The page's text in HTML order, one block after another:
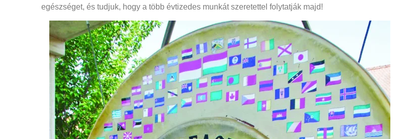
egészséget, és tudjuk, hogy a több évtizedes munkát szeretettel folytatják majd!